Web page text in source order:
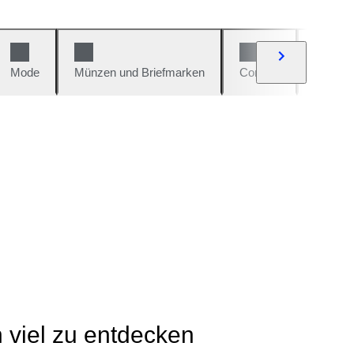
Mode Münzen und Briefmarken Comics
viel zu entdecken